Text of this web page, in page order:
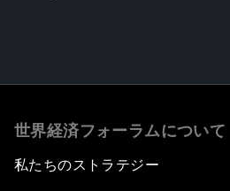
世界経済フォーラムについて
私たちのストラテジー